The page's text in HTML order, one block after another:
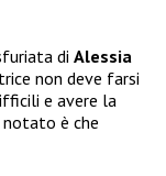
di Alessia
non deve farsi
e avere la
notato è che